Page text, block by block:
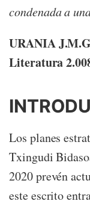
condenada a
URANIA
Literatura
Los planes
Txingudi
2020 prevén
este escrito